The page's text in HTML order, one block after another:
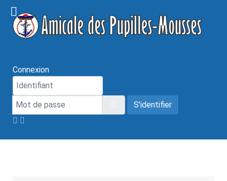
Connexion
Mot de passe Afficher le mot de passe
S'identifier